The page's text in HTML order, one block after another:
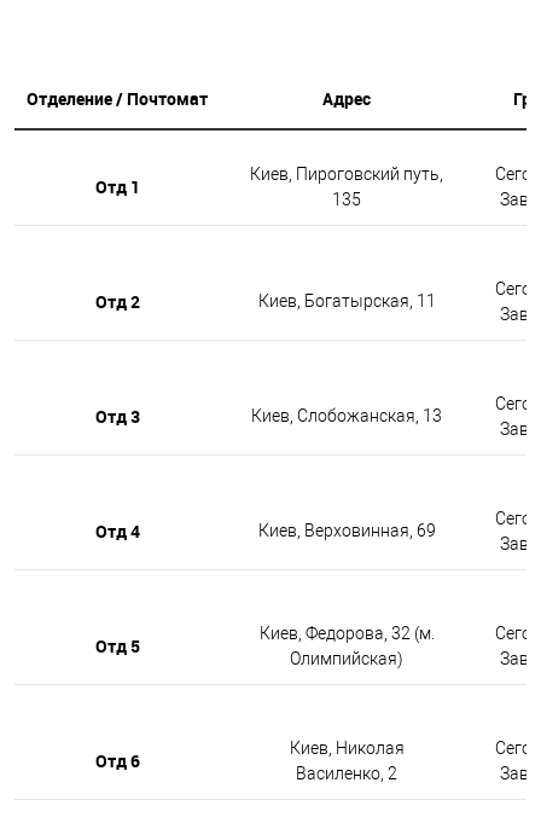
Отделение / Почтомат Адрес
Отд 1
Киев, Пироговский путь,
135
Отд 2 Киев, Богатырская, 11
Отд 3 Киев, Слобожанская, 13
Отд 4 Киев, Верховинная, 69
Отд 5
Киев, Федорова, 32 (м.
Олимпийская)
Отд 6
Киев, Николая
Василенко, 2